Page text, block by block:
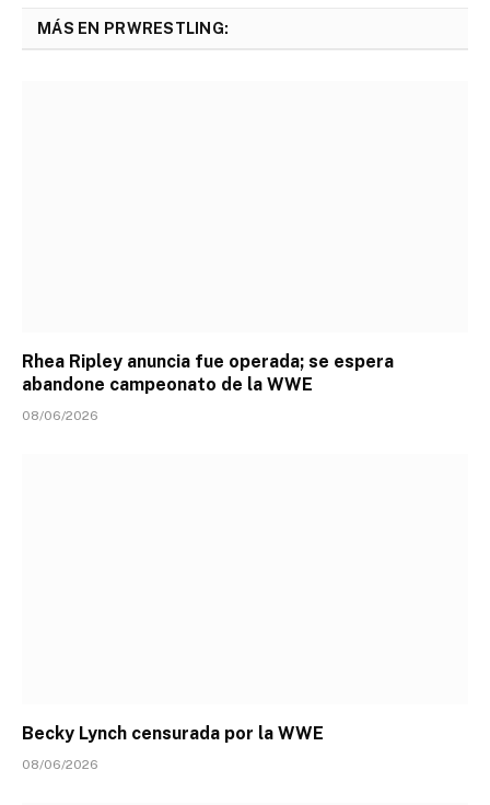
MÁS EN PRWRESTLING:
Rhea Ripley anuncia fue operada; se espera
abandone campeonato de la WWE
08/06/2026
Becky Lynch censurada por la WWE
08/06/2026